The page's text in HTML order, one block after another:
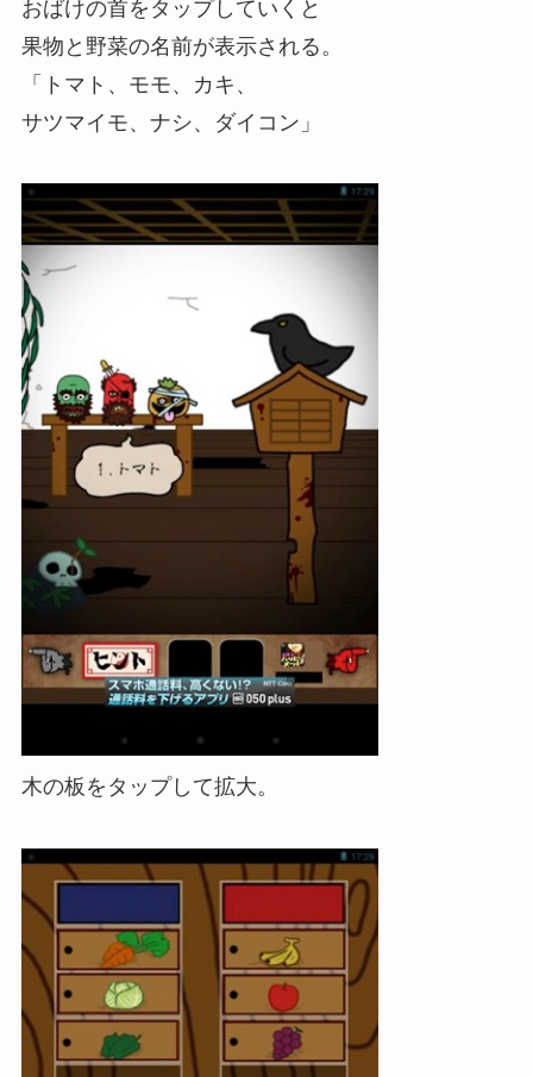
おばけの首をタップしていくと
果物と野菜の名前が表示される。
「トマト、モモ、カキ、
サツマイモ、ナシ、ダイコン」
木の板をタップして拡大。